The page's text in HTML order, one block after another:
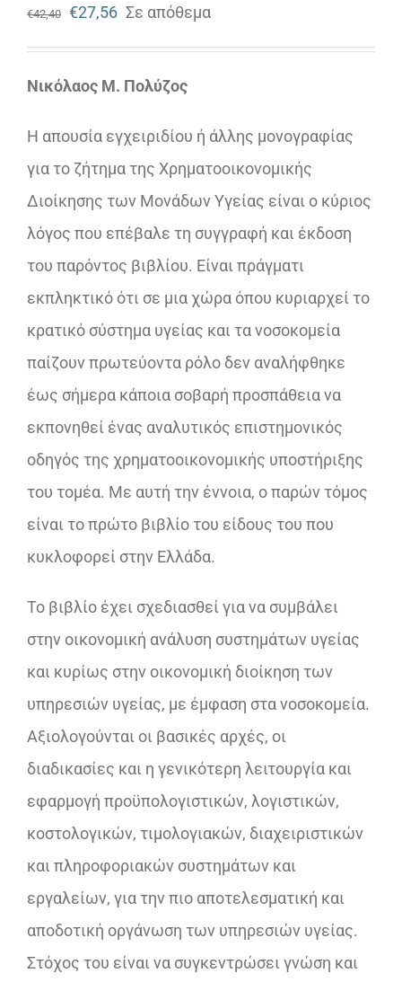
€42,40 Original
price
€27,56Η
τρέχουσα
τιμή
€27,56.
Σε απόθεμα
Νικόλαος Μ. Πολύζος
Η απουσία εγχειριδίου ή άλλης μονογραφίας
για το ζήτημα της Χρηματοοικονομικής
Διοίκησης των Μονάδων Υγείας είναι ο κύριος
λόγος που επέβαλε τη συγγραφή και έκδοση
του παρόντος βιβλίου. Είναι πράγματι
εκπληκτικό ότι σε μια χώρα όπου κυριαρχεί το
κρατικό σύστημα υγείας και τα νοσοκομεία
παίζουν πρωτεύοντα ρόλο δεν αναλήφθηκε
έως σήμερα κάποια σοβαρή προσπάθεια να
εκπονηθεί ένας αναλυτικός επιστημονικός
οδηγός της χρηματοοικονομικής υποστήριξης
του τομέα. Με αυτή την έννοια, ο παρών τόμος
είναι το πρώτο βιβλίο του είδους του που
κυκλοφορεί στην Ελλάδα.
Το βιβλίο έχει σχεδιασθεί για να συμβάλει
στην οικονομική ανάλυση συστημάτων υγείας
και κυρίως στην οικονομική διοίκηση των
υπηρεσιών υγείας, με έμφαση στα νοσοκομεία.
Αξιολογούνται οι βασικές αρχές, οι
διαδικασίες και η γενικότερη λειτουργία και
εφαρμογή προϋπολογιστικών, λογιστικών,
κοστολογικών, τιμολογιακών, διαχειριστικών
και πληροφοριακών συστημάτων και
εργαλείων, για την πιο αποτελεσματική και
αποδοτική οργάνωση των υπηρεσιών υγείας.
Στόχος του είναι να συγκεντρώσει γνώση και